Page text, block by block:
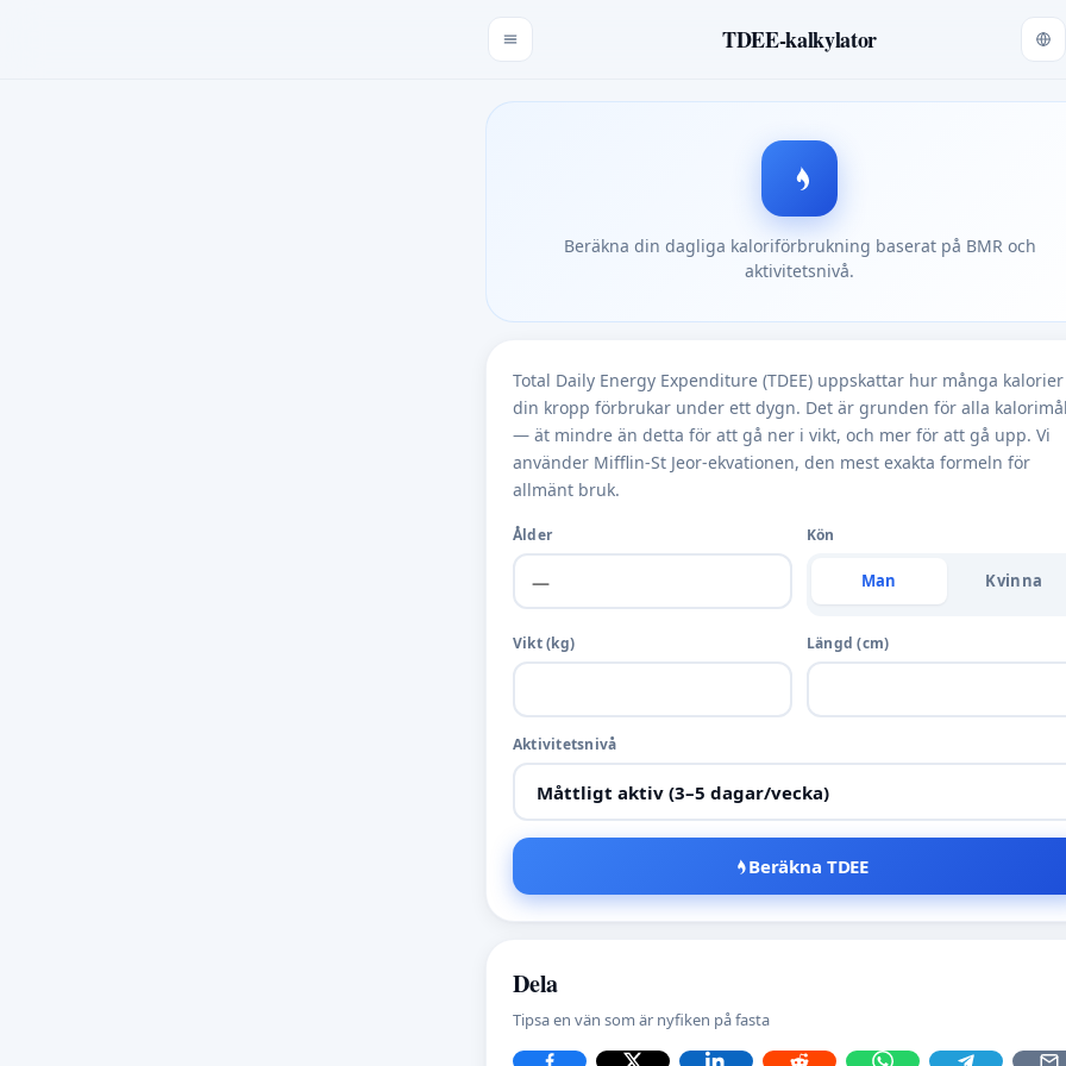
TDEE-kalkylator
Beräkna din dagliga kaloriförbrukning baserat på BMR och
aktivitetsnivå.
Total Daily Energy Expenditure (TDEE) uppskattar hur många kalorier
din kropp förbrukar under ett dygn. Det är grunden för alla
— ät mindre än detta för att gå ner i vikt, och mer för att gå upp. Vi
använder Mifflin-St Jeor-ekvationen, den mest exakta formeln för
allmänt bruk.
Ålder Kön
Man Kvinna
Vikt (kg) Längd (cm)
Aktivitetsnivå
Beräkna TDEE
Dela
Tipsa en vän som är nyfiken på fasta